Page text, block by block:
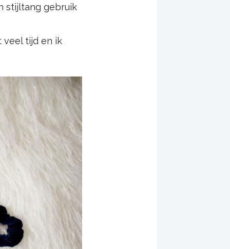
stijltang gebruik
veel tijd en ik